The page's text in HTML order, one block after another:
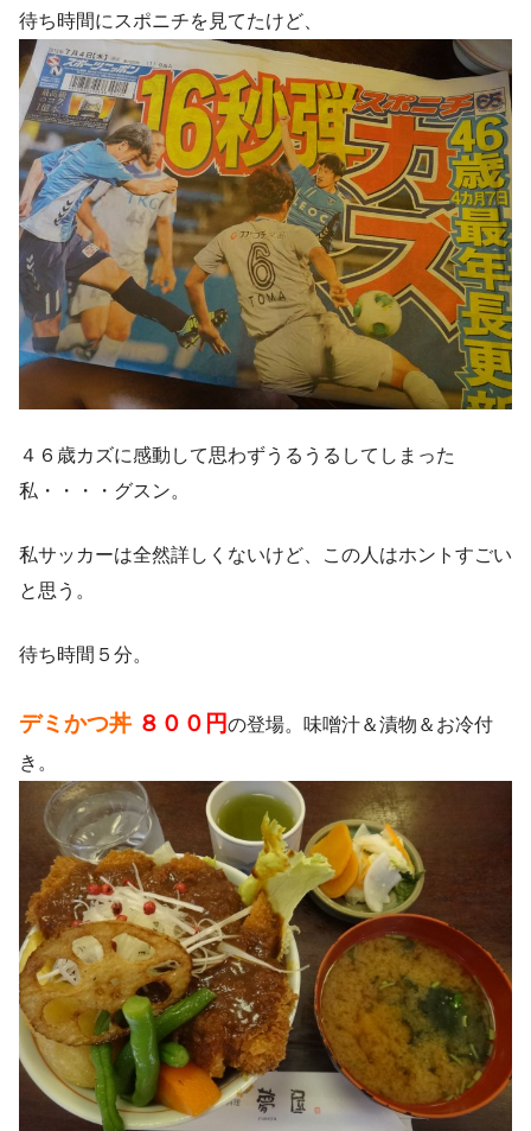
待ち時間にスポニチを見てたけど、
４６歳カズに感動して思わずうるうるしてしまった
私・・・・グスン。
私サッカーは全然詳しくないけど、この人はホントすごい
と思う。
待ち時間５分。
デミかつ丼 ８００円の登場。味噌汁＆漬物＆お冷付
き。